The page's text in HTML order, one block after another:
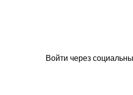
Войти через